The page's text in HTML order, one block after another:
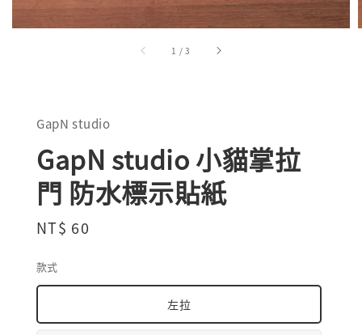
1 /3
GapN studio
GapN studio 小貓掌拉
門 防水標示貼紙
Regular
NT$ 60
款式
左拉